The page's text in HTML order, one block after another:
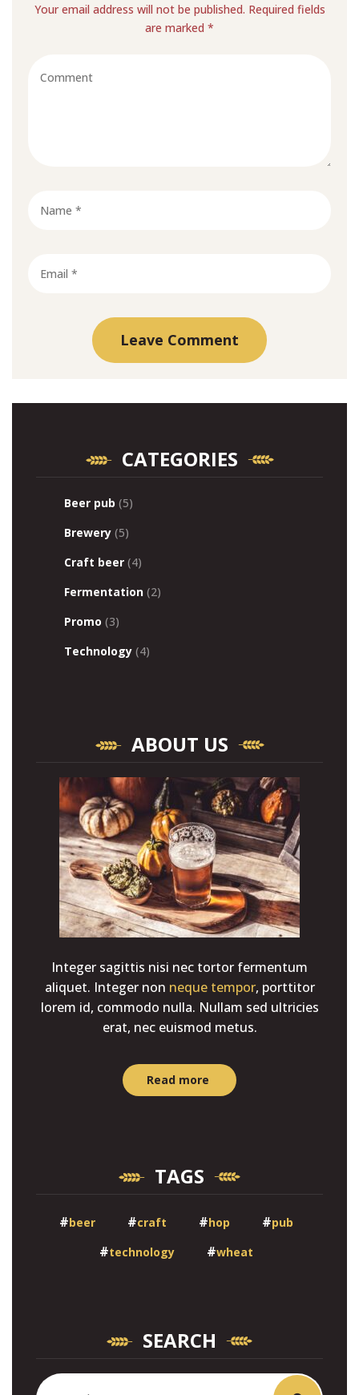
Your email address will not be published. Required fields
are marked *
CATEGORIES
Beer pub (5)
Brewery (5)
Craft beer (4)
Fermentation (2)
Promo (3)
Technology (4)
ABOUT US
Integer sagittis nisi nec tortor fermentum
aliquet. Integer non neque tempor, porttitor
lorem id, commodo nulla. Nullam sed ultricies
erat, nec euismod metus.
Read more
TAGS
beer craft hop
pub
technology
wheat
SEARCH